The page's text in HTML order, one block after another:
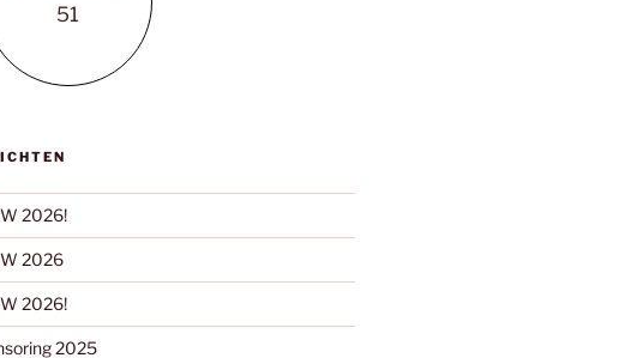
4
5
9
0
2026!
2026
2026!
2025